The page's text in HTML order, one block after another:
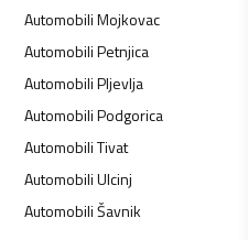
AutomobiliMojkovac
AutomobiliPetnjica
AutomobiliPljevlja
AutomobiliPodgorica
AutomobiliTivat
AutomobiliUlcinj
AutomobiliŠavnik